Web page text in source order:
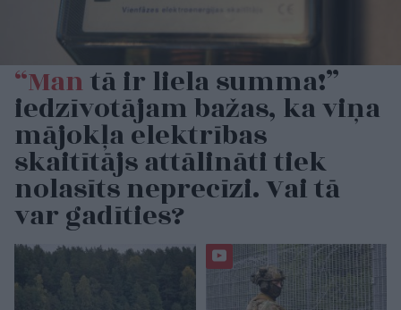
“Mantā ir liela summa!”
iedzīvotājam bažas, ka viņa
mājokļa elektrības
skaitītājs attālināti tiek
nolasīts neprecīzi. Vai tā
var gadīties?